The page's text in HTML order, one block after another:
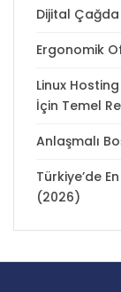
Dijital Çağda
Ergonomik
Linux
İçin Temel
Anlaşmalı
Türkiye’de
(2026)